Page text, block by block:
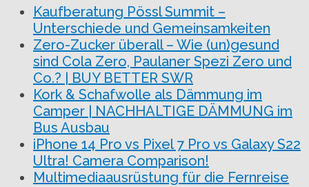
Kaufberatung Pössl Summit –
Unterschiede und Gemeinsamkeiten
Zero-Zucker überall – Wie (un)gesund
sind Cola Zero, Paulaner Spezi Zero und
Co.? | BUY BETTER SWR
Kork & Schafwolle als Dämmung im
Camper | NACHHALTIGE DÄMMUNG im
Bus Ausbau
iPhone 14 Pro vs Pixel 7 Pro vs Galaxy S22
Ultra! Camera Comparison!
Multimediaausrüstung für die Fernreise